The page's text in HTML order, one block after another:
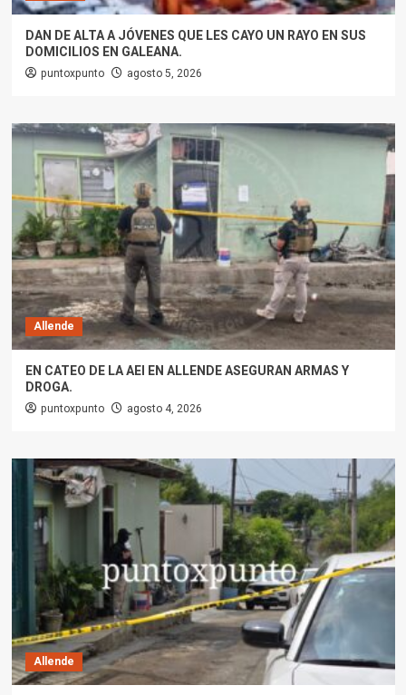
DAN DE ALTA A JÓVENES QUE LES CAYO UN RAYO EN SUS
DOMICILIOS EN GALEANA.
puntoxpunto agosto 5, 2026
Allende
EN CATEO DE LA AEI EN ALLENDE ASEGURAN ARMAS Y
DROGA.
puntoxpunto agosto 4, 2026
Allende